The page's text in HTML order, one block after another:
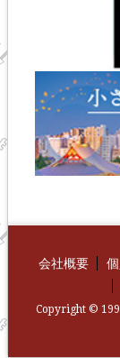
会社概要
Copyright ©